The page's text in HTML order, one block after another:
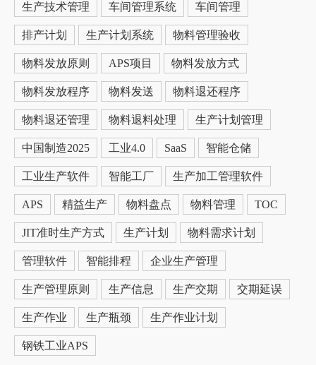
生产技术管理 车间管理系统 车间管理
排产计划 生产计划系统 物料管理验收
物料发放原则 APS项目 物料发放方式
物料发放程序 物料发送 物料退还程序
物料退还管理 物料退料处理 生产计划管理
中国制造2025 工业4.0 SaaS 智能仓储
工业生产软件 智能工厂 生产加工管理软件
APS 精益生产 物料盘点 物料管理 TOC
JIT准时生产方式 生产计划 物料需求计划
管理软件 智能排程 企业生产管理
生产管理原则 生产信息 生产交期 交期延误
生产作业 生产瓶颈 生产作业计划
钢铁工业APS